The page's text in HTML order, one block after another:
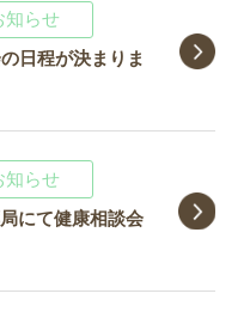
知らせ
日程が決まりま
知らせ
にて健康相談会